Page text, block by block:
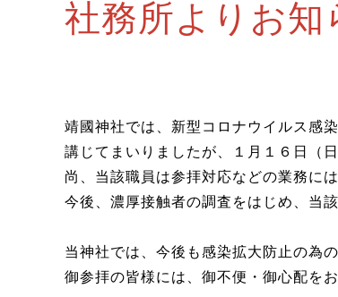
社務所よりお知
靖國神社では、新型コロナウイルス感
講じてまいりましたが、１月１６日（
尚、当該職員は参拝対応などの業務に
今後、濃厚接触者の調査をはじめ、当
当神社では、今後も感染拡大防止の為
御参拝の皆様には、御不便・御心配を